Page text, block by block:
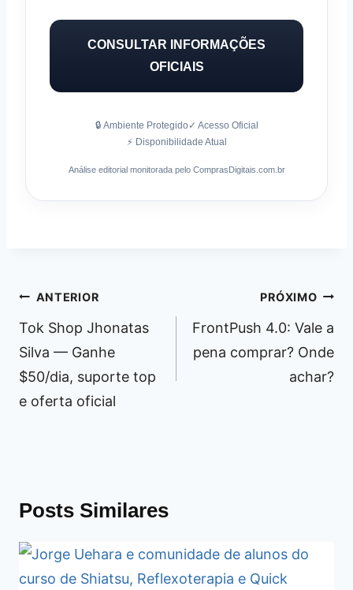
CONSULTAR INFORMAÇÕES
OFICIAIS
🔒 Ambiente Protegido ✓ Acesso Oficial
⚡ Disponibilidade Atual
Análise editorial monitorada pelo ComprasDigitais.com.br
Navegação
de
Post
ANTERIOR
Tok Shop Jhonatas
Silva — Ganhe
$50/dia, suporte top
e oferta oficial
PRÓXIMO
FrontPush 4.0: Vale a
pena comprar? Onde
achar?
Posts Similares